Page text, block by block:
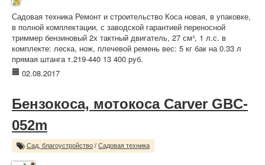
Садовая техника Ремонт и строительство Коса новая, в упаковке,
в полной комплектации, с заводской гарантией переносной
триммер бензиновый 2х тактный двигатель, 27 см³, 1 л.с. в
комплекте: леска, нож, плечевой ремень вес: 5 кг бак на 0.33 л
прямая штанга т.219-440 13 400 руб.
02.08.2017
Бензокоса, мотокоса Carver GBC-
052m
Сад, благоустройство / Садовая техника